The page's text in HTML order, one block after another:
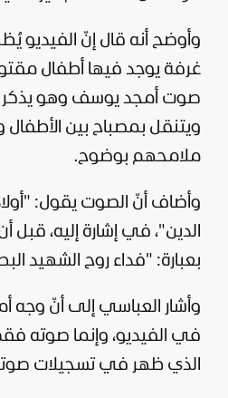
وأوضح أنه قال إنّ
غرفة يوجد فيها أطفال
ويتنقل بمصباح بين الأطفال
ملامحهم بوضوح.
وأضاف أنّ الصوت يقول:
الدين"، في إشارة إليه، قبل
بعبارة: "فداء روح الشهيد
وأشار العباسي إلى أنّ
في الفيديو، وإنما صوته
الذي ظهر في تسجيلات